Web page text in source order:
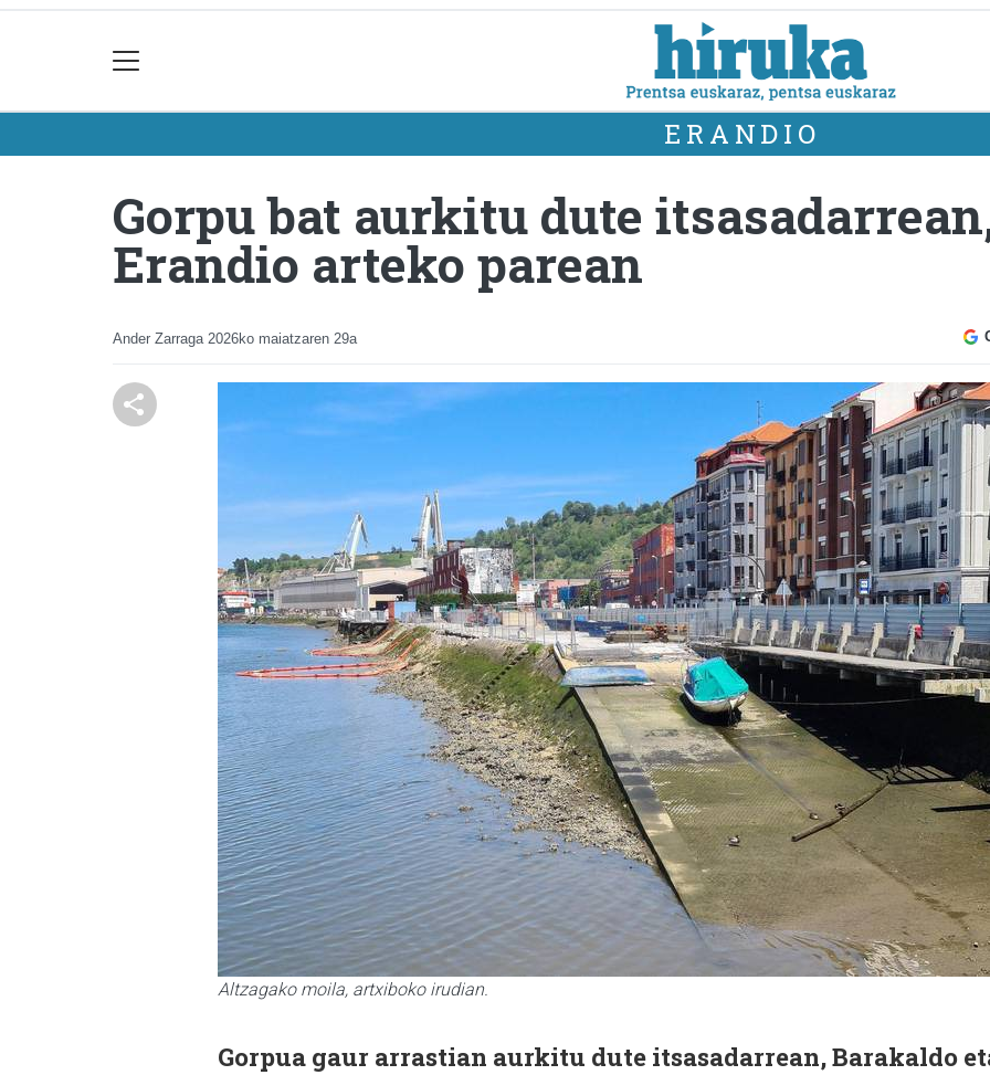
ERANDIO
Gorpu bat aurkitu dute
Erandio arteko parean
Ander Zarraga 2026ko maiatzaren 29a
Altzagako moila, artxiboko irudian.
Gorpua gaur arrastian aurkitu dute itsasadarrean, Barakaldo